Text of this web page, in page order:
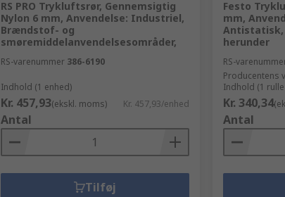
RS PRO Trykluftsrør, Gennemsigtig
Nylon 6 mm, Anvendelse: Industriel,
Brændstof- og
smøremiddelanvendelsesområder,
RS-varenummer 386-6190
Indhold (1 enhed)
Kr. 457,93(ekskl. moms) Kr. 457,93/enhed
Antal
Tilføj
Festo
mm,
Antistatisk,
herunder
RS-
Producentens
Indhold (1
Kr. 340,34
Antal